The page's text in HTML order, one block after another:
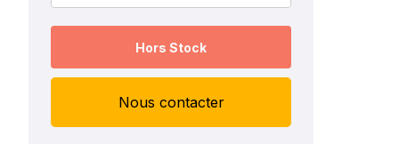
Hors Stock
Nous contacter